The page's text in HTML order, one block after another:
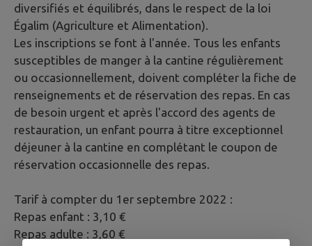
diversifiés et équilibrés, dans le respect de la loi
Égalim (Agriculture et Alimentation).
Les inscriptions se font à l'année. Tous les enfants
susceptibles de manger à la cantine régulièrement
ou occasionnellement, doivent compléter la fiche de
renseignements et de réservation des repas. En cas
de besoin urgent et après l'accord des agents de
restauration, un enfant pourra à titre exceptionnel
déjeuner à la cantine en complétant le coupon de
réservation occasionnelle des repas.
Tarif à compter du 1er septembre 2022 :
Repas enfant : 3,10 €
Repas adulte : 3,60 €